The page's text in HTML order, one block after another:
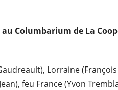
Columbarium de La
Lorraine
feu France (Yvon